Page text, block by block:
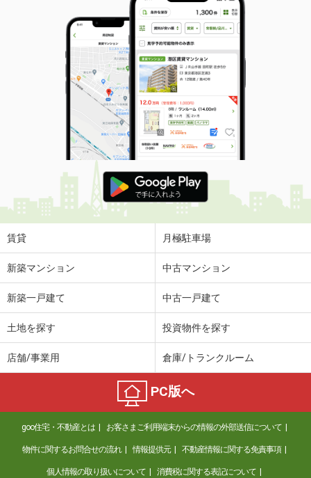
28.02m²
間取り
1K
福井県福井市文京１
価 格
4.80万円
住 所
福井県福井市文京１
専有面積 21.81m²
間取り
1K
福井県福井市和田中２丁目
価 格
4.40万円
住 所
福井県福井市和田中２丁目
専有面積
福井県福井市河合寄安町
7.95万円
福井県福井市和田中２丁目
4.50万円
住 所
福井県福井市和田中２丁目
専有面積 30.96m²
間取り
1K
福井県吉田郡永平寺町松岡御公領
賃貸 月極駐車場
新築マンション 中古マンション
新築一戸建て 中古一戸建て
土地を探す 投資物件を探す
店舗/事業用 倉庫/トランクルーム
PC版へ
goo住宅・不動産とは お客さまご利用端末からの情報の外部送信について
物件に関するお問合せの流れ 情報提供元 不動産情報に関する免責事項
個人情報の取り扱いについて 消費税に関する表記について